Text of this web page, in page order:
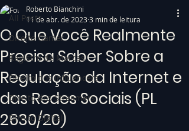
All Posts
Direito Gamer
Registro de Marcas
Direito dos Influencers
Direito dos Streamers
Direito Digital
O Que Você Realmente
Precisa Saber Sobre a
Regulação da Internet e
das Redes Sociais (PL
2630/20)
Roberto Bianchini
11 de abr. de 2023 3 min de leitura